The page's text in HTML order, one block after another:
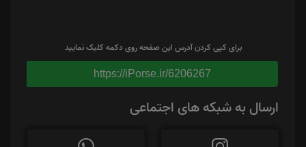
برای کپی کردن آدرس این صفحه روی دکمه کلیک نمایید
https://iPorse.ir/6206267
ارسال به شبکه های اجتماعی